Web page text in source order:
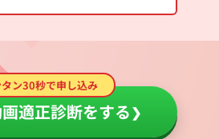
ン30秒で申し込み
適正診断をする❯